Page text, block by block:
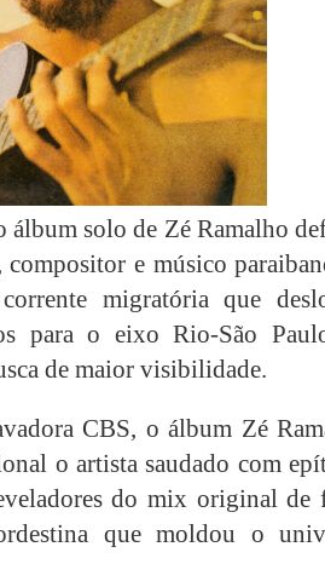
álbum solo de Zé Ramalho
compositor e músico
migratória que
para o eixo Rio-São
de maior visibilidade.
CBS, o álbum Zé
o artista saudado com
do mix original de
que moldou o